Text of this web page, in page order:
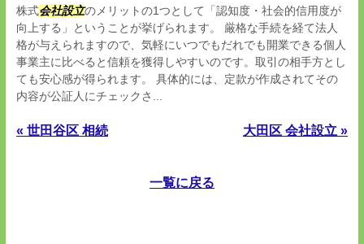
株式会社設立のメリットの1つとして「認知度・社会的信用度が
向上する」ということが挙げられます。 厳格な手続を経て法人
格が与えられますので、気軽にいつでもだれでも開業できる個人
事業主に比べると信頼を獲得しやすいのです。取引の相手方とし
ても安心感が得られます。 具体的には、定款が作成されてその
内容が公証人にチェックさ...
« 世田谷区 相続 大田区 会社設立 »
一覧に戻る